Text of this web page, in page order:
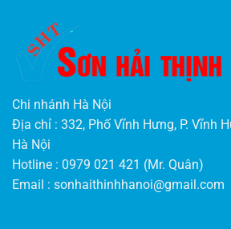
Chi nhánh Hà Nội
Địa chỉ : 332, Phố Vĩnh Hưng, P. Vĩnh
Hà Nội
Hotline : 0979 021 421 (Mr. Quân)
Email : sonhaithinhhanoi@gmail.com